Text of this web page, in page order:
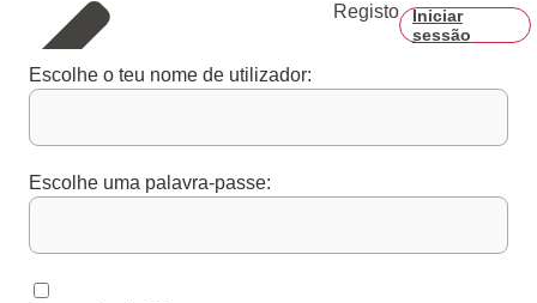
Registo
Iniciar
sessão
Escolhe o teu nome de utilizador:
Escolhe uma palavra-passe: